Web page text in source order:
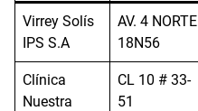
Virrey Solís
IPS S.A
AV. 4 NORTE
18N56
Clínica
Nuestra
CL 10 # 33-
51